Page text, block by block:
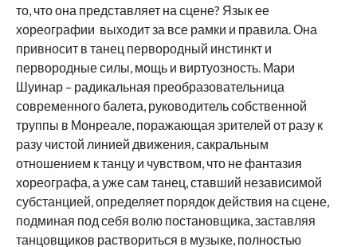
то, что она представляет на сцене? Язык ее
хореографии выходит за все рамки и правила. Она
привносит в танец первородный инстинкт и
первородные силы, мощь и виртуозность. Мари
Шуинар – радикальная преобразовательница
современного балета, руководитель собственной
труппы в Монреале, поражающая зрителей от разу к
разу чистой линией движения, сакральным
отношением к танцу и чувством, что не фантазия
хореографа, а уже сам танец, ставший независимой
субстанцией, определяет порядок действия на сцене,
подминая под себя волю постановщика, заставляя
танцовщиков раствориться в музыке, полностью